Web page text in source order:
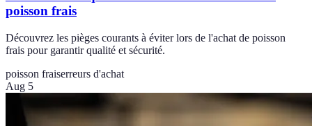
poisson frais
Découvrez les pièges courants à éviter lors de l'achat de poisson
frais pour garantir qualité et sécurité.
poisson fraiserreurs d'achat
Aug 5